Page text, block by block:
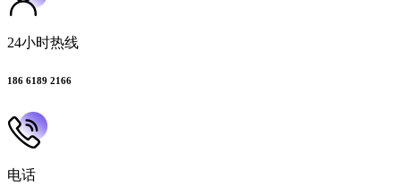
24小时热线
186 6189 2166
电话